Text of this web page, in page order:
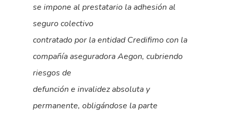
se impone al prestatario la adhesión al
seguro colectivo
contratado por la entidad Credifimo con la
compañía aseguradora Aegon, cubriendo
riesgos de
defunción e invalidez absoluta y
permanente, obligándose la parte